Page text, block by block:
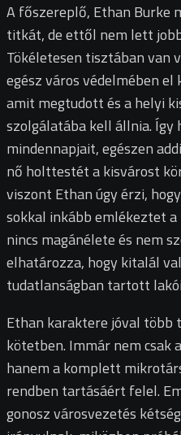
A főszereplő, Ethan Burke
titkát, de ettől nem lett
Tökéletesen tisztában van
egész város védelmében
amit megtudott és a helyi
szolgálatába kell állnia.
mindennapjait, egészen
nő holttestét a kisvárost
viszont Ethan úgy érzi,
sokkal inkább emlékeztet
nincs magánélete és nem
elhatározza, hogy kitalál
tudatlanságban tartott
Ethan karaktere jóval több
kötetben. Immár nem csak
hanem a komplett
rendben tartásáért felel.
gonosz városvezetés